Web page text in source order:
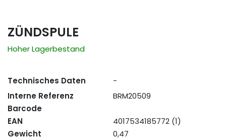
ZÜNDSPULE
Hoher Lagerbestand
Technisches Daten
-
Interne Referenz
BRM20509
Barcode
EAN
4017534185772 (1)
Gewicht
0,47